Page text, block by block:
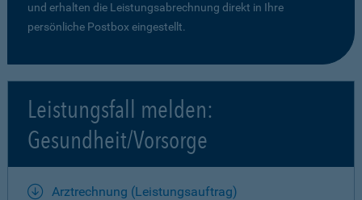
und erhalten die Leistungsabrechnung direkt in Ihre
persönliche Postbox eingestellt.
Leistungsfall melden:
Gesundheit/Vorsorge
Arztrechnung (Leistungsauftrag)